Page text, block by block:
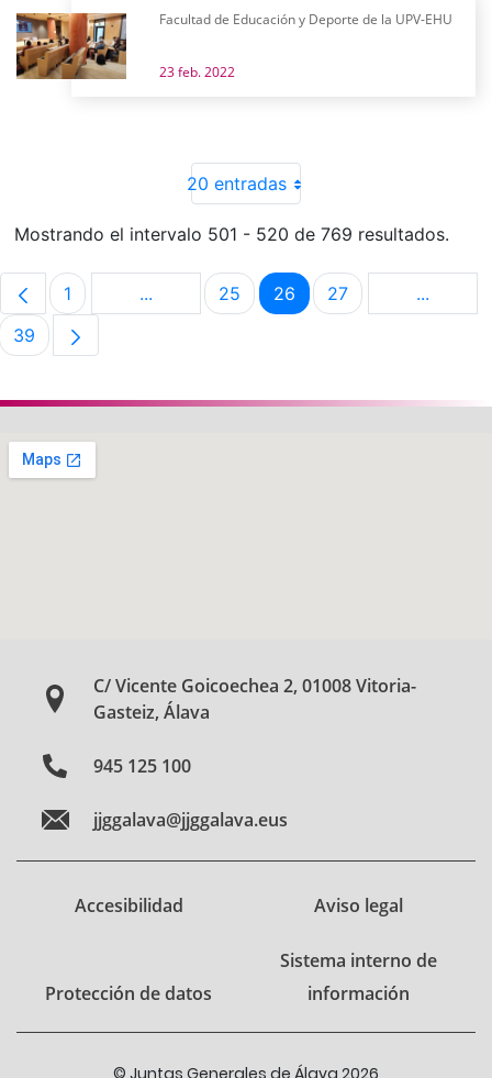
Facultad de Educación y Deporte de la UPV-EHU
23 feb. 2022
20 entradas
Mostrando el intervalo 501 - 520 de 769 resultados.
Página
1 ...Páginas intermedias Use TAB para
Página
25 Página
26 Página
27 ...
Página
39
C/ Vicente Goicoechea 2, 01008 Vitoria-
Gasteiz, Álava
945 125 100
jjggalava@jjggalava.eus
Accesibilidad Aviso legal
Protección de datos
Sistema interno de
información